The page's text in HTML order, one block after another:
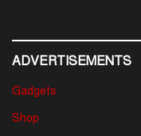
ADVERTISEMENTS
Gadgets
Shop